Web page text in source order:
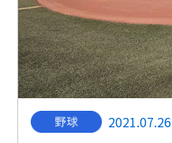
2021.07.26